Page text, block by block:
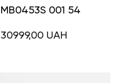
MB0453S 001 54
30999,00 UAH